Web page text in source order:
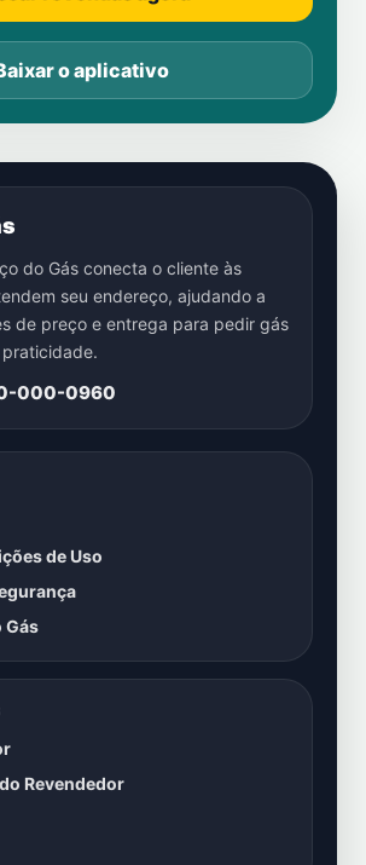
o aplicativo
do Gás conecta o cliente às
seu endereço, ajudando a
de preço e entrega para pedir gás
000-0960
de Uso
Gás
Revendedor